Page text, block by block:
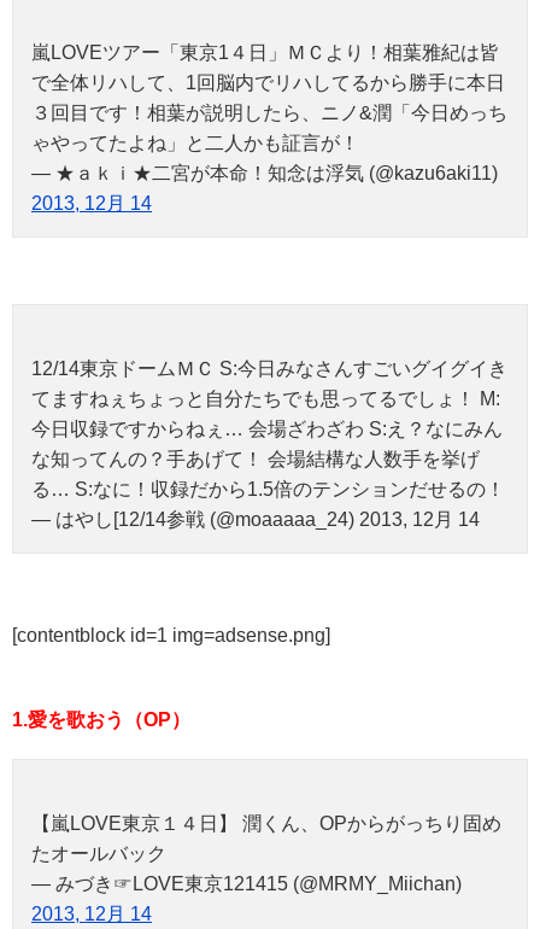
嵐LOVEツアー「東京1４日」ＭＣより！相葉雅紀は皆
で全体リハして、1回脳内でリハしてるから勝手に本日
３回目です！相葉が説明したら、ニノ&潤「今日めっち
ゃやってたよね」と二人かも証言が！
— ★ａｋｉ★二宮が本命！知念は浮気 (@kazu6aki11)
2013, 12月 14
12/14東京ドームＭＣ S:今日みなさんすごいグイグイき
てますねぇちょっと自分たちでも思ってるでしょ！ M:
今日収録ですからねぇ… 会場ざわざわ S:え？なにみん
な知ってんの？手あげて！ 会場結構な人数手を挙げ
る… S:なに！収録だから1.5倍のテンションだせるの！
— はやし[12/14参戦 (@moaaaaa_24) 2013, 12月 14
[contentblock id=1 img=adsense.png]
1.愛を歌おう（OP）
【嵐LOVE東京１４日】 潤くん、OPからがっちり固め
たオールバック
— みづき☞LOVE東京121415 (@MRMY_Miichan)
2013, 12月 14